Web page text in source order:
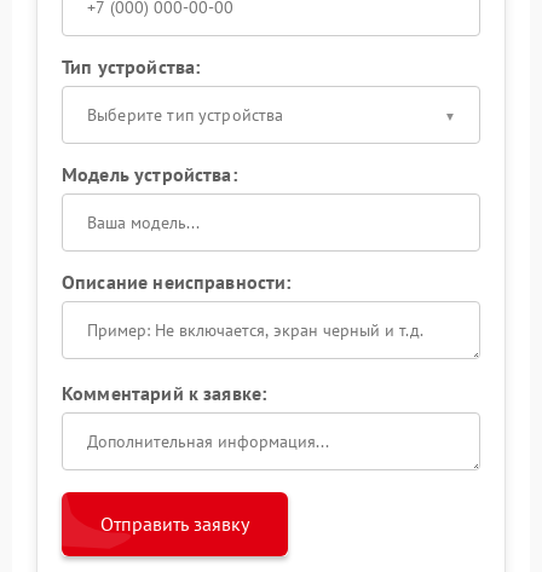
Тип устройства:
Выберите тип устройства
Модель устройства:
Описание неисправности:
Комментарий к заявке:
Отправить заявку